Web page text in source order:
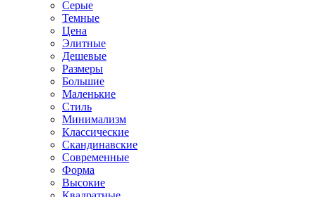
Серые
Темные
Цена
Элитные
Дешевые
Размеры
Большие
Маленькие
Стиль
Минимализм
Классические
Скандинавские
Современные
Форма
Высокие